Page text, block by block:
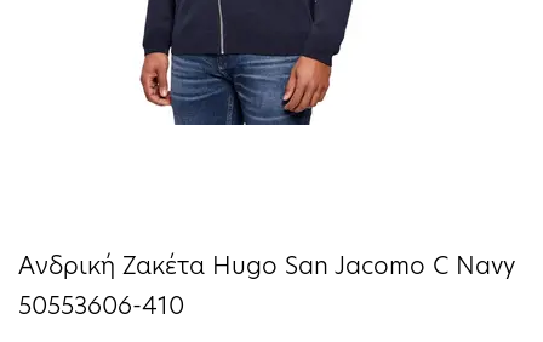
Ανδρική Ζακέτα Hugo San Jacomo C Navy
50553606-410